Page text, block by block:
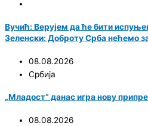
Вучић: Верујем да ће бити
Зеленски: Доброту Срба нећемо
08.08.2026
Србија
„Младост“ данас игра нову
08.08.2026